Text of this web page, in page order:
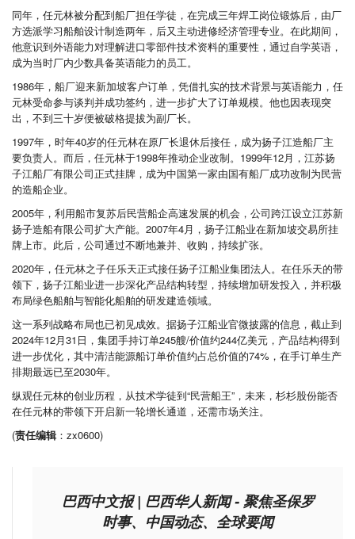
同年，任元林被分配到船厂担任学徒，在完成三年焊工岗位锻炼后，由厂
方选派学习船舶设计制造两年，后又主动进修经济管理专业。在此期间，
他意识到外语能力对理解进口零部件技术资料的重要性，通过自学英语，
成为当时厂内少数具备英语能力的员工。
1986年，船厂迎来新加坡客户订单，凭借扎实的技术背景与英语能力，任
元林受命参与谈判并成功签约，进一步扩大了订单规模。他也因表现突
出，不到三十岁便被破格提拔为副厂长。
1997年，时年40岁的任元林在原厂长退休后接任，成为扬子江造船厂主
要负责人。而后，任元林于1998年推动企业改制。1999年12月，江苏扬
子江船厂有限公司正式挂牌，成为中国第一家由国有船厂成功改制为民营
的造船企业。
2005年，利用船市复苏后民营船企高速发展的机会，公司跨江设立江苏新
扬子造船有限公司扩大产能。2007年4月，扬子江船业在新加坡交易所挂
牌上市。此后，公司通过不断地兼并、收购，持续扩张。
2020年，任元林之子任乐天正式接任扬子江船业集团法人。在任乐天的带
领下，扬子江船业进一步深化产品结构转型，持续增加研发投入，并积极
布局绿色船舶与智能化船舶的研发建造领域。
这一系列战略布局也已初见成效。据扬子江船业官微披露的信息，截止到
2024年12月31日，集团手持订单245艘/价值约244亿美元，产品结构得到
进一步优化，其中清洁能源船订单价值约占总价值的74%，在手订单生产
排期最远已至2030年。
纵观任元林的创业历程，从技术学徒到“民营船王”，未来，杉杉股份能否
在任元林的带领下开启新一轮增长通道，还需市场关注。
(责任编辑 ：zx0600)
巴西中文报 | 巴西华人新闻 - 聚焦圣保罗
时事、中国动态、全球要闻